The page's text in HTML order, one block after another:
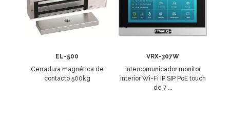
EL-500
Cerradura magnética de
contacto 500kg
VRX-307W
Intercomunicador monitor
interior Wi-Fi IP SIP PoE touch
de 7 ...